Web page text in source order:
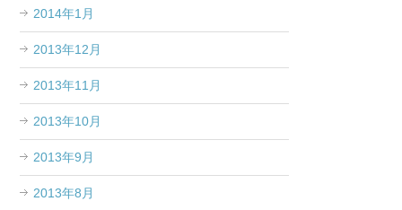
2014年1月
2013年12月
2013年11月
2013年10月
2013年9月
2013年8月